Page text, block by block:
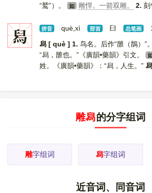
“鹫”）。
如 雕悍。一箭双雕。 2. 刻
文章）。雕镌。雕塑。雕虫小技。
同“凋”。 [更多解释
舄 拼音 què,xì 部首 臼 总笔画
舄 [ què ] 1. 鸟名。后作“䧿（鵲）”
“舄，䧿也。”《廣韻•藥韻》引文。
姓。《廣韻•藥韻》：“舄，人生。”
史公（起），决漳水兮灌鄴旁，終古
大貌。《詩•魯頌•閟宫》：
雕舄的分字组词
雕字组词 舄字组词
近音词、同音词